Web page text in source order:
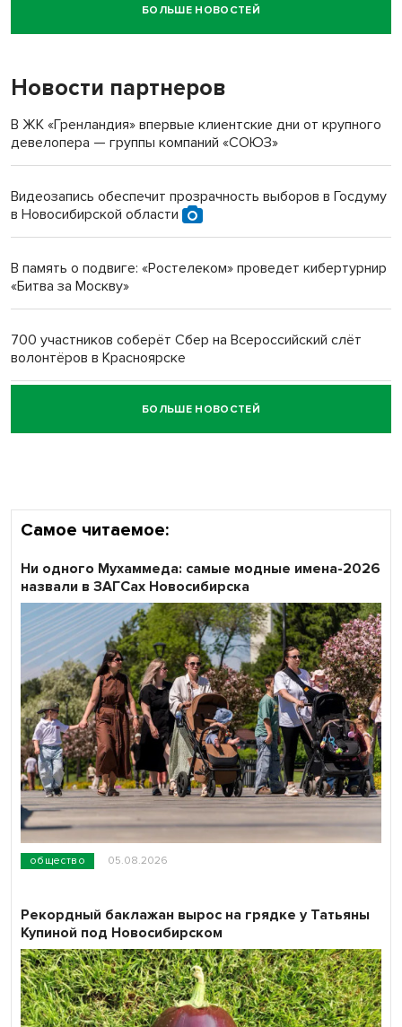
Новосибирский суд наказал водителя за смерть
пенсионерки на вокзале
«Мы живём на пастбище!»: в новосибирском селе лошади
терроризируют жителей
Новосибирский преподаватель с женой вошли в топ-16
БОЛЬШЕ НОВОСТЕЙ
Новости партнеров
В ЖК «Гренландия» впервые клиентские дни от крупного
девелопера — группы компаний «СОЮЗ»
Видеозапись обеспечит прозрачность выборов в Госдуму
в Новосибирской области
В память о подвиге: «Ростелеком» проведет кибертурнир
«Битва за Москву»
700 участников соберёт Сбер на Всероссийский слёт
волонтёров в Красноярске
Честный выбор: видеонаблюдение обеспечит
объективность результатов ЕДГ в Новосибирской
БОЛЬШЕ НОВОСТЕЙ
Самое читаемое:
общество 05.08.2026
Ни одного Мухаммеда: самые модные имена-2026
назвали в ЗАГСах Новосибирска
Рекордный баклажан вырос на грядке у Татьяны
Купиной под Новосибирском